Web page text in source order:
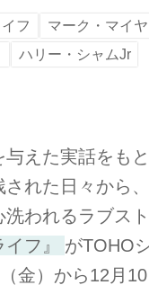
フ
マーク・マイ
ハリー・シャムJr
えた実話をも
された日々から
洗われるラブス
フ』
がTOHO
金）から12月